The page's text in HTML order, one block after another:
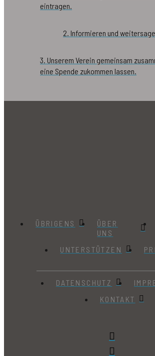
eintragen.
2. Informieren und
3. Unserem Verein gemeinsam
eine Spende zukommen lassen.
ÜBRIGENS
ÜBER
UNS
UNTERSTÜTZEN
DATENSCHUTZ
KONTAKT